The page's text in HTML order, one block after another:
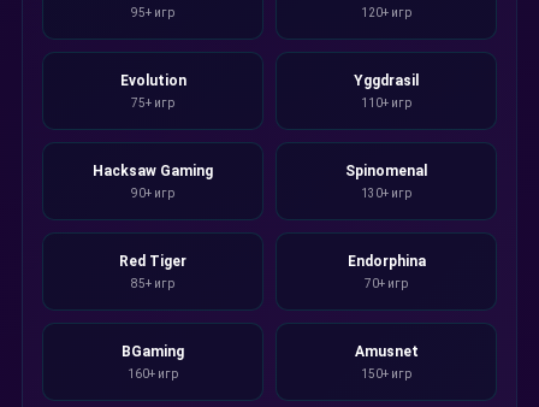
95+ игр 120+ игр
Evolution
75+ игр
Yggdrasil
110+ игр
Hacksaw Gaming
90+ игр
Spinomenal
130+ игр
Red Tiger
85+ игр
Endorphina
70+ игр
BGaming
160+ игр
Amusnet
150+ игр